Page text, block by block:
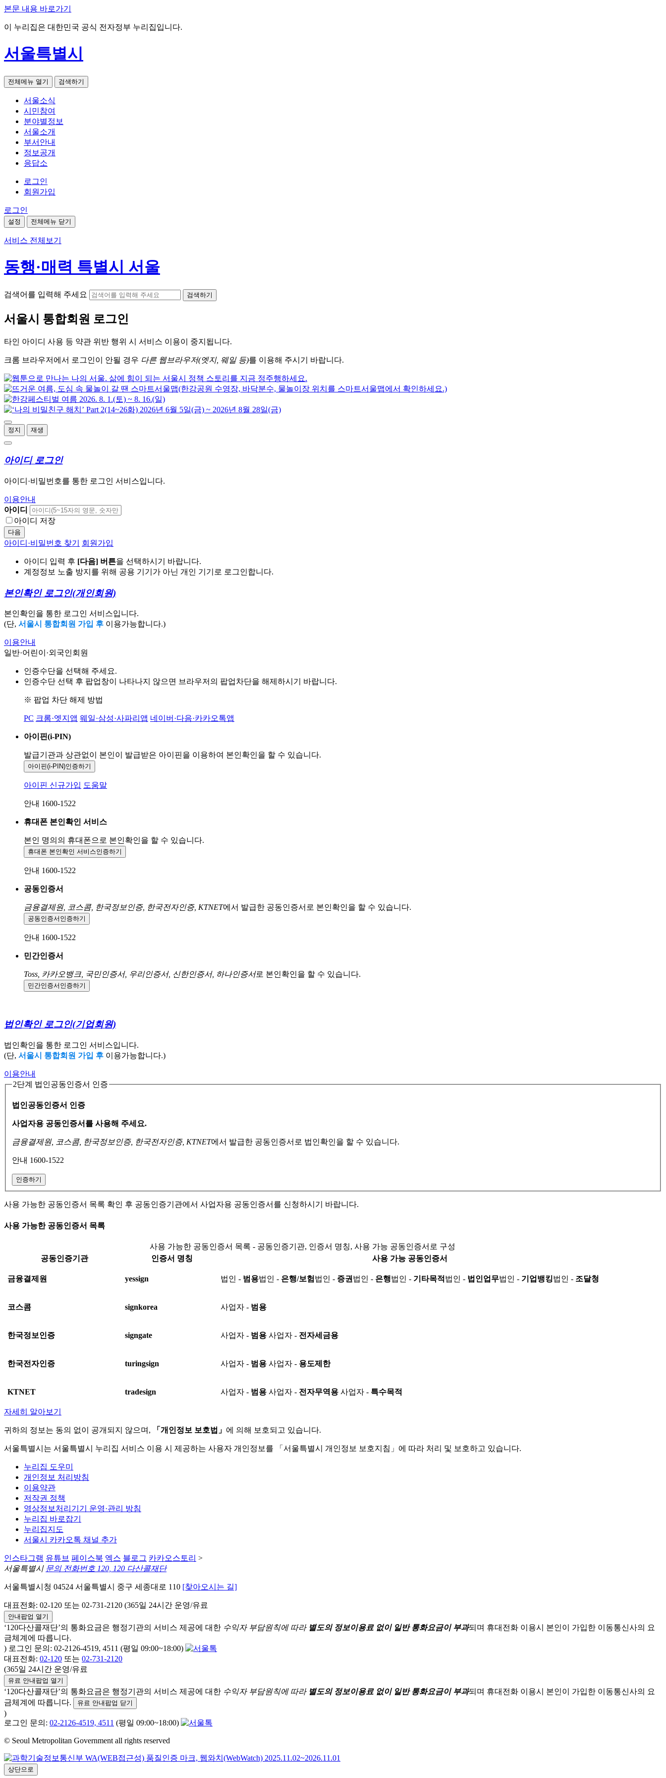
본문 내용 바로가기
이 누리집은 대한민국 공식 전자정부 누리집입니다.
서울특별시
전체메뉴 열기 검색하기
서울소식
시민참여
분야별정보
서울소개
부서안내
정보공개
응답소
로그인
회원가입
로그인
설정 전체메뉴 닫기
서비스 전체보기
동행·매력 특별시 서울
검색어를 입력해 주세요 검색하기
서울시 통합회원 로그인
타인 아이디 사용 등 약관 위반 행위 시 서비스 이용이 중지됩니다.
크롬 브라우저에서 로그인이 안될 경우 다른 웹브라우저(엣지, 웨일 등)를 이용해 주시기 바랍니다.
정지 재생
아이디 로그인
아이디·비밀번호를 통한 로그인 서비스입니다.
이용안내
아이디
아이디 저장
다음
아이디·비밀번호 찾기 회원가입
아이디 입력 후 [다음] 버튼을 선택하시기 바랍니다.
계정정보 노출 방지를 위해 공용 기기가 아닌 개인 기기로 로그인합니다.
본인확인 로그인(개인회원)
본인확인을 통한 로그인 서비스입니다.
(단, 서울시 통합회원 가입 후 이용가능합니다.)
이용안내
일반·어린이·외국인회원
인증수단을 선택해 주세요.
인증수단 선택 후 팝업창이 나타나지 않으면 브라우저의 팝업차단을 해제하시기 바랍니다.
※ 팝업 차단 해제 방법
PC 크롬·엣지앱 웨일·삼성·사파리앱 네이버·다음·카카오톡앱
아이핀(i-PIN)
발급기관과 상관없이 본인이 발급받은 아이핀을 이용하여 본인확인을 할 수 있습니다.
아이핀(i-PIN)인증하기
아이핀 신규가입 도움말
안내 1600-1522
휴대폰 본인확인 서비스
본인 명의의 휴대폰으로 본인확인을 할 수 있습니다.
휴대폰 본인확인 서비스인증하기
안내 1600-1522
공동인증서
금융결제원, 코스콤, 한국정보인증, 한국전자인증, KTNET에서 발급한 공동인증서로 본인확인을 할 수 있습니다.
공동인증서 인증하기
안내 1600-1522
민간인증서
Toss, 카카오뱅크, 국민인증서, 우리인증서, 신한인증서, 하나인증서로 본인확인을 할 수 있습니다.
민간인증서 인증하기
법인확인 로그인(기업회원)
법인확인을 통한 로그인 서비스입니다.
(단, 서울시 통합회원 가입 후 이용가능합니다.)
이용안내
2단계 법인공동인증서 인증
법인공동인증서 인증
사업자용 공동인증서를 사용해 주세요.
금융결제원, 코스콤, 한국정보인증, 한국전자인증, KTNET에서 발급한 공동인증서로 법인확인을 할 수 있습니다.
안내 1600-1522
인증하기
사용 가능한 공동인증서 목록 확인 후 공동인증기관에서 사업자용 공동인증서를 신청하시기 바랍니다.
사용 가능한 공동인증서 목록
사용 가능한 공동인증서 목록 - 공동인증기관, 인증서 명칭, 사용 가능 공동인증서로 구성
공동인증기관
인증서 명칭 사용 가능 공동인증서
금융결제원 yessign 법인 - 범용법인 - 은행/보험 법인 - 증권 법인 - 은행법인 - 기타목적 법인 - 법인업무법인 - 기업뱅킹법인 - 조달청
코스콤 signkorea 사업자 - 범용
한국정보인증 signgate 사업자 - 범용 사업자 - 전자세금용
한국전자인증 turingsign 사업자 - 범용 사업자 - 용도제한
KTNET tradesign 사업자 - 범용 사업자 - 전자무역용 사업자 - 특수목적
자세히 알아보기
귀하의 정보는 동의 없이 공개되지 않으며, 「개인정보 보호법」 에 의해 보호되고 있습니다.
서울특별시는 서울특별시 누리집 서비스 이용 시 제공하는 사용자 개인정보를 「서울특별시 개인정보 보호지침」에 따라 처리 및 보호하고 있습니다.
누리집 도우미
개인정보 처리방침
이용약관
저작권 정책
영상정보처리기기 운영·관리 방침
누리집 바로잡기
누리집지도
서울시 카카오톡 채널 추가
인스타그램 유튜브 페이스북 엑스 블로그 카카오스토리 >
서울특별시 문의 전화번호 120, 120 다산콜재단
서울특별시청 04524 서울특별시 중구 세종대로 110 [찾아오시는 길]
대표전화: 02-120 또는 02-731-2120 (365일 24시간 운영/유료
안내팝업 열기
‘120다산콜재단’의 통화요금은 행정기관의 서비스 제공에 대한 수익자 부담원칙에 따라 별도의 정보이용료 없이 일반 통화요금이 부과되며 휴대전화 이용시 본인이 가입한 이동통신사의 요
금체계에 따릅니다.
) 로그인 문의: 02-2126-4519, 4511 (평일 09:00~18:00)
대표전화: 02-120 또는 02-731-2120
(365일 24시간 운영/유료
유료 안내팝업 열기
‘120다산콜재단’의 통화요금은 행정기관의 서비스 제공에 대한 수익자 부담원칙에 따라 별도의 정보이용료 없이 일반 통화요금이 부과되며 휴대전화 이용시 본인이 가입한 이동통신사의 요
금체계에 따릅니다.
유료 안내팝업 닫기
)
로그인 문의: 02-2126-4519, 4511 (평일 09:00~18:00)
© Seoul Metropolitan Government all rights reserved
상단으로